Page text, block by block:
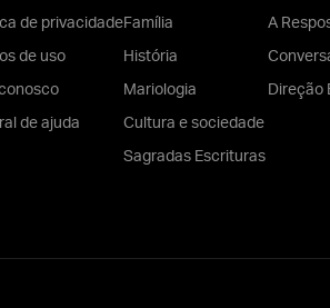
de privacidade
de uso
de ajuda
Família
História
Mariologia
Cultura e sociedade
Sagradas Escrituras
A
Direção